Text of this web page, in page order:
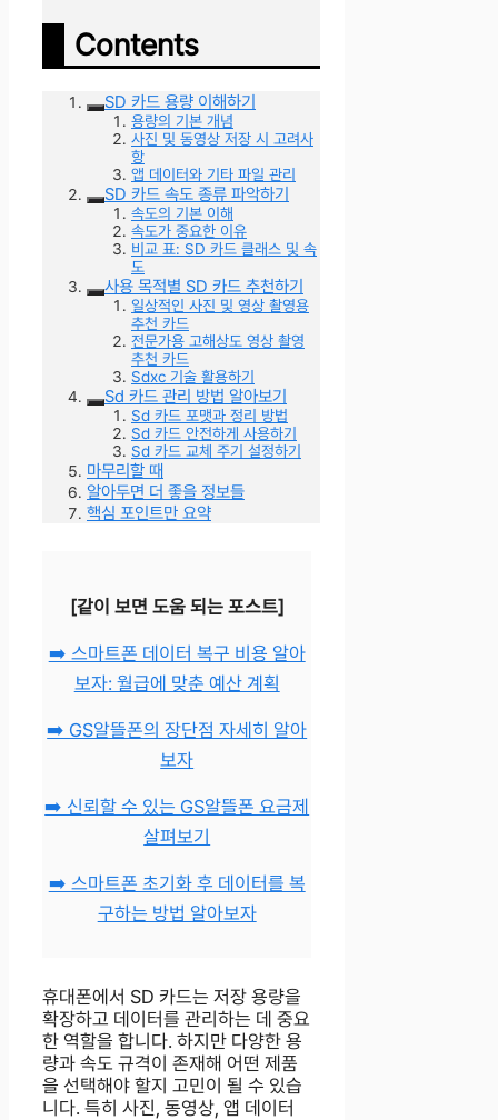
Contents
SD 카드 용량 이해하기
용량의 기본 개념
사진 및 동영상 저장 시 고려사
항
앱 데이터와 기타 파일 관리
SD 카드 속도 종류 파악하기
속도의 기본 이해
속도가 중요한 이유
비교 표: SD 카드 클래스 및 속
도
사용 목적별 SD 카드 추천하기
일상적인 사진 및 영상 촬영용
추천 카드
전문가용 고해상도 영상 촬영
추천 카드
Sdxc 기술 활용하기
Sd 카드 관리 방법 알아보기
Sd 카드 포맷과 정리 방법
Sd 카드 안전하게 사용하기
Sd 카드 교체 주기 설정하기
마무리할 때
알아두면 더 좋을 정보들
핵심 포인트만 요약
[같이 보면 도움 되는 포스트]
➡️ 스마트폰 데이터 복구 비용 알아
보자: 월급에 맞춘 예산 계획
➡️ GS알뜰폰의 장단점 자세히 알아
보자
➡️ 신뢰할 수 있는 GS알뜰폰 요금제
살펴보기
➡️ 스마트폰 초기화 후 데이터를 복
구하는 방법 알아보자
휴대폰에서 SD 카드는 저장 용량을
확장하고 데이터를 관리하는 데 중요
한 역할을 합니다. 하지만 다양한 용
량과 속도 규격이 존재해 어떤 제품
을 선택해야 할지 고민이 될 수 있습
니다. 특히 사진, 동영상, 앱 데이터